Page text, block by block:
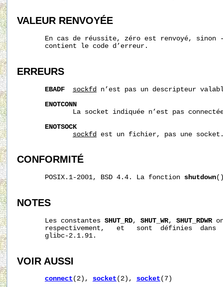
VALEUR RENVOYÉE
En cas de réussite, zéro est renvoyé,
       contient le code d’erreur.
ERREURS
EBADF sockfd
n’est pas un descripteur
ENOTCONN
La socket indiquée n’est pas
ENOTSOCK
sockfd
est un fichier, pas une
CONFORMITÉ
       POSIX.1-2001, BSD 4.4. La fonction
shutdown
NOTES
       Les constantes
SHUT_RD, SHUT_WR, SHUT_RDWR
respectivement,   et   sont  définies
       glibc-2.1.91.
VOIR AUSSI
connect (2), socket (2), socket (7)